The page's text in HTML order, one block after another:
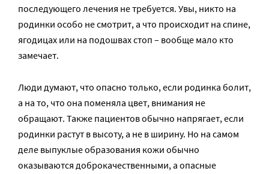
последующего лечения не требуется. Увы, никто на
родинки особо не смотрит, а что происходит на спине,
ягодицах или на подошвах стоп – вообще мало кто
замечает.
Люди думают, что опасно только, если родинка болит,
а на то, что она поменяла цвет, внимания не
обращают. Также пациентов обычно напрягает, если
родинки растут в высоту, а не в ширину. Но на самом
деле выпуклые образования кожи обычно
оказываются доброкачественными, а опасные